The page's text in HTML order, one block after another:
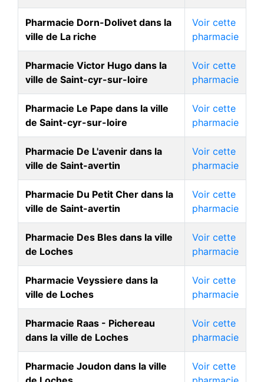
Pharmacie Dorn-Dolivet dans la
ville de La riche
Voir cette
pharmacie
Pharmacie Victor Hugo dans la
ville de Saint-cyr-sur-loire
Voir cette
pharmacie
Pharmacie Le Pape dans la ville
de Saint-cyr-sur-loire
Voir cette
pharmacie
Pharmacie De L'avenir dans la
ville de Saint-avertin
Voir cette
pharmacie
Pharmacie Du Petit Cher dans la
ville de Saint-avertin
Voir cette
pharmacie
Pharmacie Des Bles dans la ville
de Loches
Voir cette
pharmacie
Pharmacie Veyssiere dans la
ville de Loches
Voir cette
pharmacie
Pharmacie Raas - Pichereau
dans la ville de Loches
Voir cette
pharmacie
Pharmacie Joudon dans la ville
Voir cette